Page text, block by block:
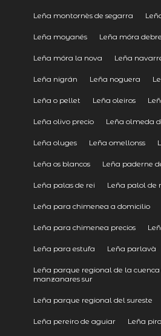
Leña montornès de segarra
Leña moyanés Leña móra debre
Leña móra la nova Leña
Leña nigrán Leña noguera
Leña o pellet Leña oleiros
Leña olivo precio Leña olmeda
Leña oluges Leña omellonss
Leña os blancos Leña paderne
Leña palas de rei Leña palol de
Leña para chimenea a domicilio
Leña para chimenea precios
Leña para estufa Leña parlavà
Leña parque regional de la
manzanares sur
Leña parque regional del sureste
Leña pereiro de aguiar Leña pira